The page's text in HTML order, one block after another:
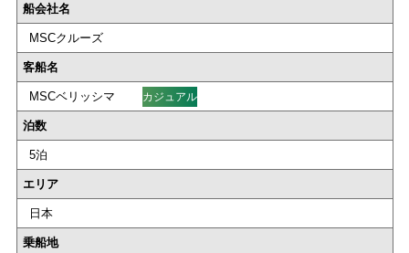
船会社名
MSCクルーズ
客船名
MSCベリッシマ カジュアル
泊数
5泊
エリア
日本
乗船地